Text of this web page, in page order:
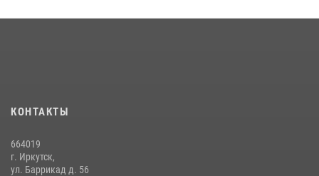
В Иркутской области завершились учебно-методические сборы с
инструкторами Сибирского ордена Жукова округа Росгвардии
КОНТАКТЫ
664019
г. Иркутск,
ул. Баррикад д. 56